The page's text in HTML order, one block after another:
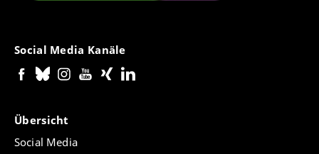
Social Media Kanäle
Übersicht
Social Media